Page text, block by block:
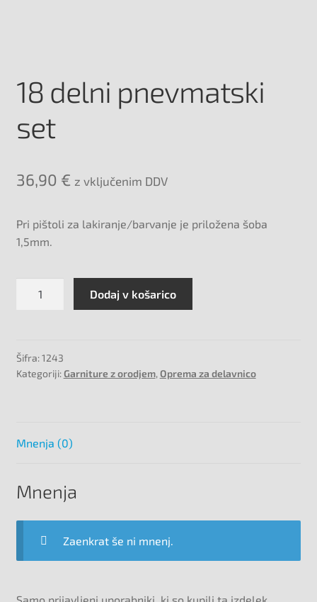
18 delni pnevmatski
set
36,90 € z vključenim DDV
Pri pištoli za lakiranje/barvanje je priložena šoba
1,5mm.
količina
Dodaj v košarico
Šifra:1243
Kategoriji:Garniture z orodjem, Oprema za delavnico
Mnenja (0)
Mnenja
Zaenkrat še ni mnenj.